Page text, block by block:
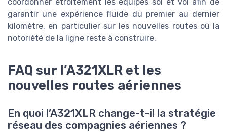
garantir une expérience fluide du premier au dernier
kilomètre, en particulier sur les nouvelles routes où la
notoriété de la ligne reste à construire.
FAQ sur l’A321XLR et les
nouvelles routes aériennes
En quoi l’A321XLR change-t-il la stratégie
réseau des compagnies aériennes ?